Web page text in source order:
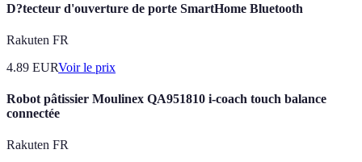
D?tecteur d'ouverture de porte SmartHome Bluetooth
Rakuten FR
4.89 EURVoir le prix
Robot pâtissier Moulinex QA951810 i-coach touch balance
connectée
Rakuten FR